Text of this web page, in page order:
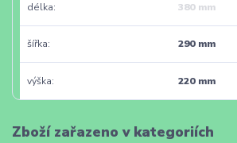
délka 380 mm
šířka 290 mm
výška 220 mm
Zboží zařazeno v kategoriích